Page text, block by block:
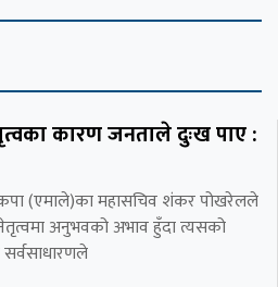
कारण जनताले दुःख पाए :
(एमाले)का महासचिव शंकर पोखरेलले
अनुभवको अभाव हुँदा त्यसको
सर्वसाधारणले